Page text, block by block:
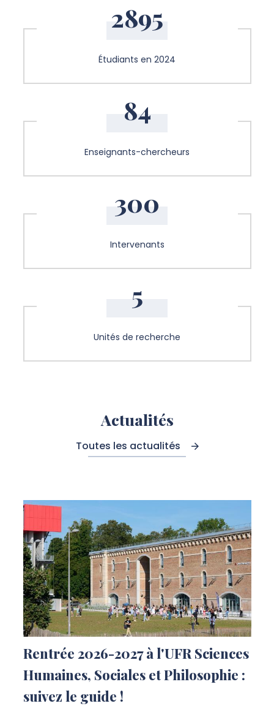
2895
Étudiants en 2024
84
Enseignants-chercheurs
300
Intervenants
5
Unités de recherche
Actualités
Toutes les actualités
Rentrée 2026-2027 à l'UFR Sciences
Humaines, Sociales et Philosophie :
suivez le guide !